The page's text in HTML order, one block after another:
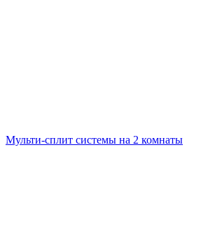
Мульти-сплит системы на 2 комнаты